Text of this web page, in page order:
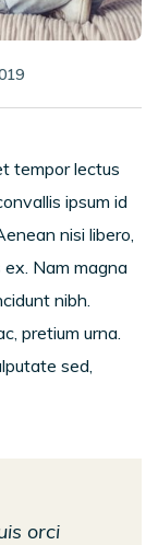
tempor lectus
ipsum id
nisi libero,
Nam magna
nibh.
pretium urna.
sed,
orci